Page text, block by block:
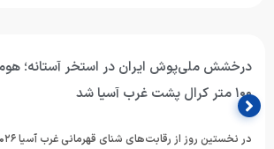
درخشش ملی‌پوش ایران در استخر آستانه؛
۱۰۰ متر کرال پشت غرب آسیا شد